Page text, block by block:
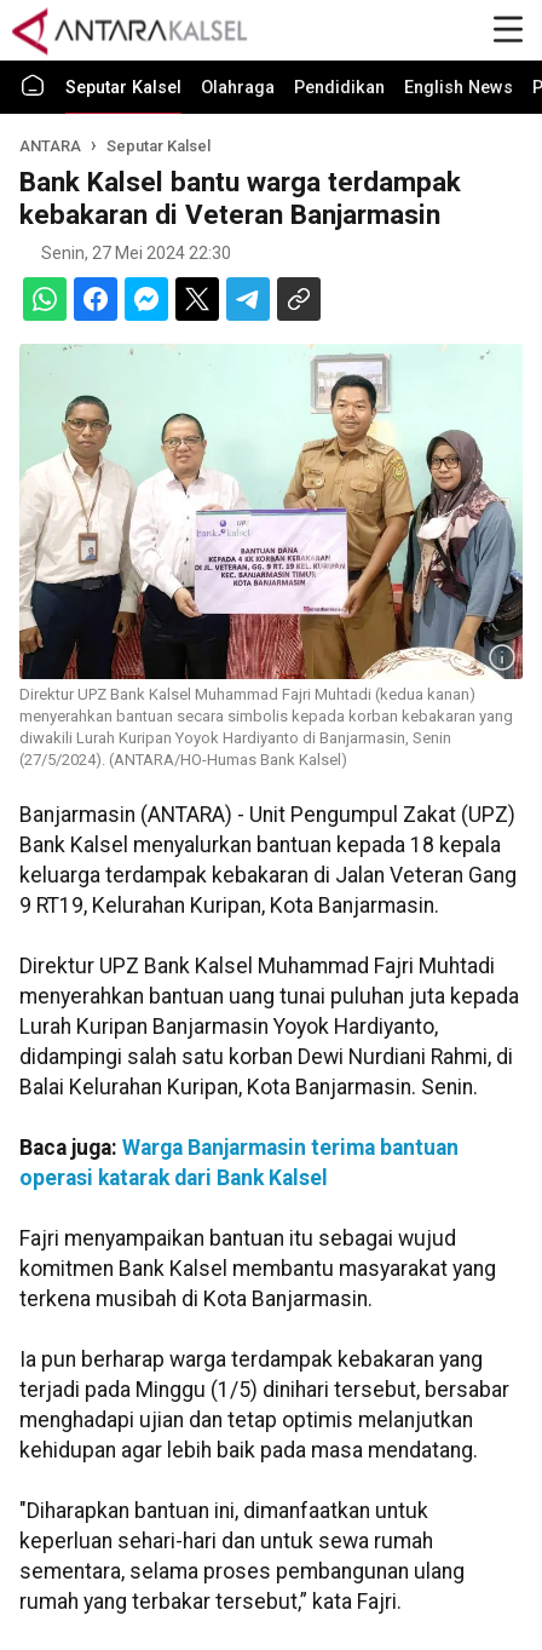
Seputar Kalsel Olahraga Pendidikan English News
ANTARA Seputar Kalsel
Bank Kalsel bantu warga terdampak
kebakaran di Veteran Banjarmasin
Senin, 27 Mei 2024 22:30
Direktur UPZ Bank Kalsel Muhammad Fajri Muhtadi (kedua kanan)
menyerahkan bantuan secara simbolis kepada korban kebakaran yang
diwakili Lurah Kuripan Yoyok Hardiyanto di Banjarmasin, Senin
(27/5/2024). (ANTARA/HO-Humas Bank Kalsel)
Banjarmasin (ANTARA) - Unit Pengumpul Zakat (UPZ)
Bank Kalsel menyalurkan bantuan kepada 18 kepala
keluarga terdampak kebakaran di Jalan Veteran Gang
9 RT19, Kelurahan Kuripan, Kota Banjarmasin.
Direktur UPZ Bank Kalsel Muhammad Fajri Muhtadi
menyerahkan bantuan uang tunai puluhan juta kepada
Lurah Kuripan Banjarmasin Yoyok Hardiyanto,
didampingi salah satu korban Dewi Nurdiani Rahmi, di
Balai Kelurahan Kuripan, Kota Banjarmasin. Senin.
Baca juga: Warga Banjarmasin terima bantuan
operasi katarak dari Bank Kalsel
Fajri menyampaikan bantuan itu sebagai wujud
komitmen Bank Kalsel membantu masyarakat yang
terkena musibah di Kota Banjarmasin.
Ia pun berharap warga terdampak kebakaran yang
terjadi pada Minggu (1/5) dinihari tersebut, bersabar
menghadapi ujian dan tetap optimis melanjutkan
kehidupan agar lebih baik pada masa mendatang.
"Diharapkan bantuan ini, dimanfaatkan untuk
keperluan sehari-hari dan untuk sewa rumah
sementara, selama proses pembangunan ulang
rumah yang terbakar tersebut,” kata Fajri.